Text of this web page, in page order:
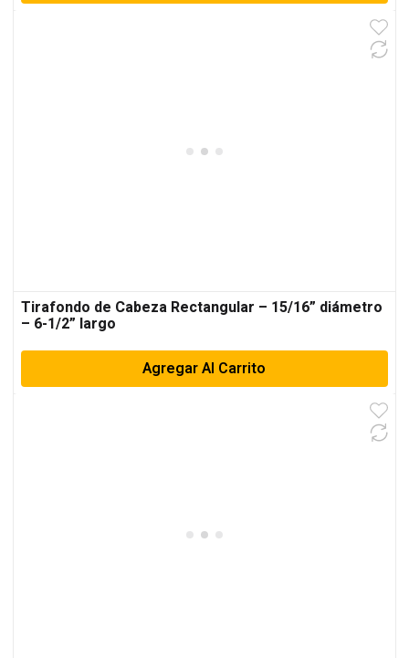
Tirafondo de Cabeza Rectangular – 15/16” diámetro
– 6-1/2” largo
Agregar Al Carrito